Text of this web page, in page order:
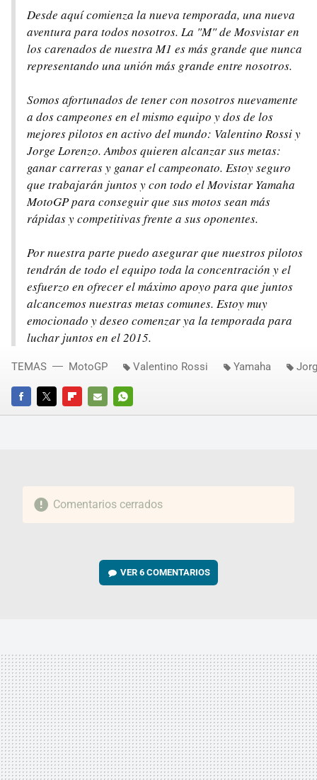
Desde aquí comienza la nueva temporada, una nueva
aventura para todos nosotros. La "M" de Mosvistar en
los carenados de nuestra M1 es más grande que nunca
representando una unión más grande entre nosotros.
Somos afortunados de tener con nosotros nuevamente
a dos campeones en el mismo equipo y dos de los
mejores pilotos en activo del mundo: Valentino Rossi y
Jorge Lorenzo. Ambos quieren alcanzar sus metas:
ganar carreras y ganar el campeonato. Estoy seguro
que trabajarán juntos y con todo el Movistar Yamaha
MotoGP para conseguir que sus motos sean más
rápidas y competitivas frente a sus oponentes.
Por nuestra parte puedo asegurar que nuestros pilotos
tendrán de todo el equipo toda la concentración y el
esfuerzo en ofrecer el máximo apoyo para que juntos
alcancemos nuestras metas comunes. Estoy muy
emocionado y deseo comenzar ya la temporada para
luchar juntos en el 2015.
FACEBOOKTWITTERFLIPBOARD
E-
WHATSAPP
TEMAS MotoGP Valentino Rossi Yamaha
Comentarios cerrados
VER6 COMENTARIOS